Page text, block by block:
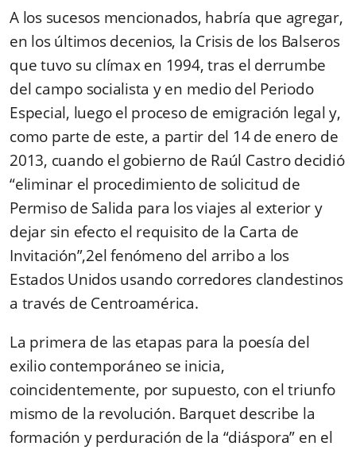
A los sucesos mencionados, habría que agregar,
en los últimos decenios, la Crisis de los Balseros
que tuvo su clímax en 1994, tras el derrumbe
del campo socialista y en medio del Periodo
Especial, luego el proceso de emigración legal y,
como parte de este, a partir del 14 de enero de
2013, cuando el gobierno de Raúl Castro decidió
“eliminar el procedimiento de solicitud de
Permiso de Salida para los viajes al exterior y
dejar sin efecto el requisito de la Carta de
Invitación”,2el fenómeno del arribo a los
Estados Unidos usando corredores clandestinos
a través de Centroamérica.
La primera de las etapas para la poesía del
exilio contemporáneo se inicia,
coincidentemente, por supuesto, con el triunfo
mismo de la revolución. Barquet describe la
formación y perduración de la “diáspora” en el